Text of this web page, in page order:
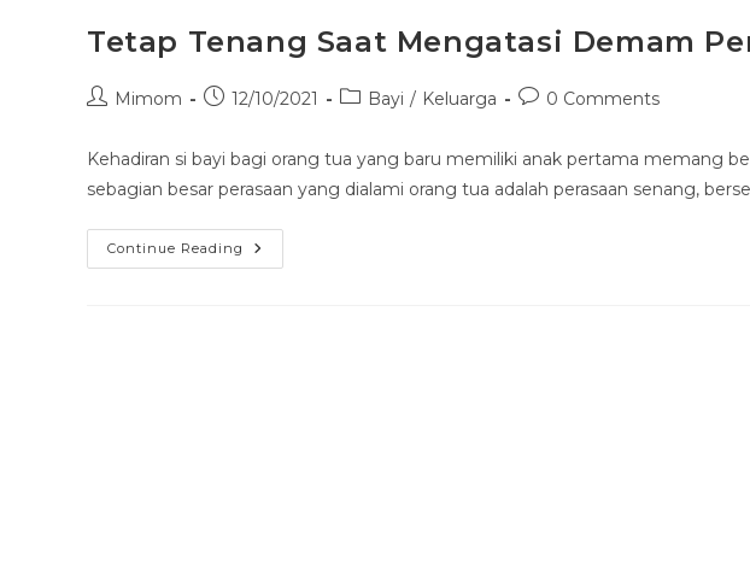
Tetap Tenang Saat Mengatasi Demam
Mimom 12/10/2021 Bayi / Keluarga 0 Comments
Kehadiran si bayi bagi orang tua yang baru memiliki anak pertama memang
sebagian besar perasaan yang dialami orang tua adalah perasaan senang,
Continue Reading